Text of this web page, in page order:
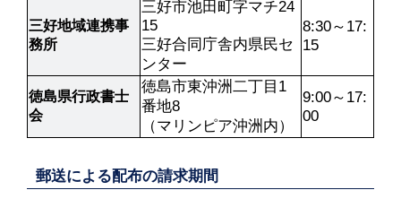
三好地域連携事
務所
三好市池田町字マチ24
15
三好合同庁舎内県民セ
ンター
8:30～17:
15
徳島県行政書士
会
徳島市東沖洲二丁目1
番地8
（マリンピア沖洲内）
9:00～17:
00
郵送による配布の請求期間